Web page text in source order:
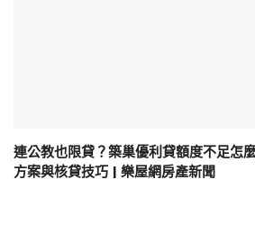
連公教也限貸？築巢優利貸額度不足怎
方案與核貸技巧 | 樂屋網房產新聞